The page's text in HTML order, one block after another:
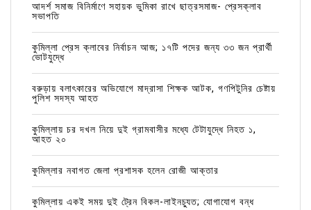
আদর্শ সমাজ বিনির্মাণে সহায়ক ভুমিকা রাখে ছাত্রসমাজ- প্রেসক্লাব
সভাপতি
কুমিল্লা প্রেস ক্লাবের নির্বাচন আজ; ১৭টি পদের জন্য ৩৩ জন প্রার্থী
ভোটযুদ্ধে
বরুড়ায় বলাৎকারের অভিযোগে মাদ্রাসা শিক্ষক আটক, গণপিটুনির চেষ্টায়
পুলিশ সদস্য আহত
কুমিল্লায় চর দখল নিয়ে দুই গ্রামবাসীর মধ্যে টেটাযুদ্ধে নিহত ১,
আহত ২০
কুমিল্লার নবাগত জেলা প্রশাসক হলেন রোজী আক্তার
কুমিল্লায় একই সময় দুই ট্রেন বিকল-লাইনচ্যুত; যোগাযোগ বন্ধ